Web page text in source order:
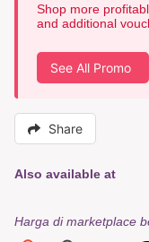
Shop more
and additional
See All Promo
Share
Also available at
Harga di marketplace